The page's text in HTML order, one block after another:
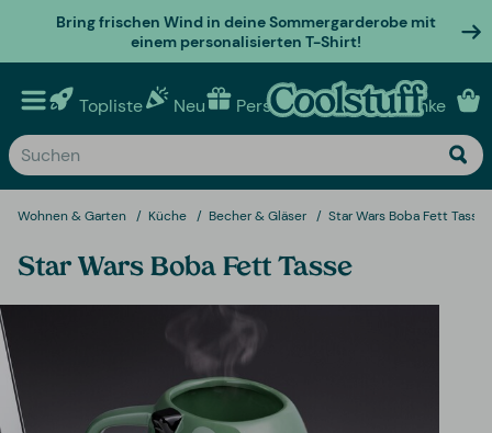
Bring frischen Wind in deine Sommergarderobe mit
einem personalisierten T-Shirt!
Topliste Neu Personalisierte geschenke
Wohnen & Garten Küche Becher & Gläser Star Wars Boba Fett Tasse
Star Wars Boba Fett Tasse